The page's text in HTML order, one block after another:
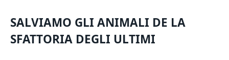
SALVIAMO GLI ANIMALI DE LA
SFATTORIA DEGLI ULTIMI